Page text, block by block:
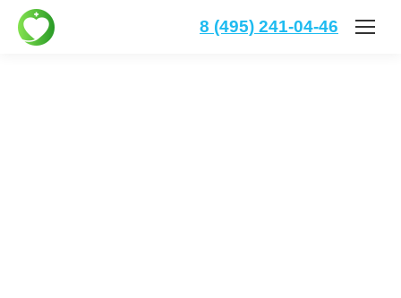
8 (495) 241-04-46